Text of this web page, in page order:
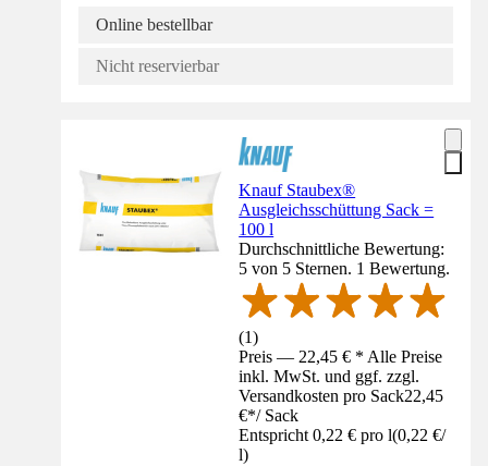
Online bestellbar
Nicht reservierbar
Knauf Staubex®
Ausgleichsschüttung Sack =
100 l
Durchschnittliche Bewertung:
5 von 5 Sternen. 1 Bewertung.
(1)
Preis — 22,45 € * Alle Preise
inkl. MwSt. und ggf. zzgl.
Versandkosten pro Sack22,45
€*/ Sack
Entspricht 0,22 € pro l(0,22 €/
l)